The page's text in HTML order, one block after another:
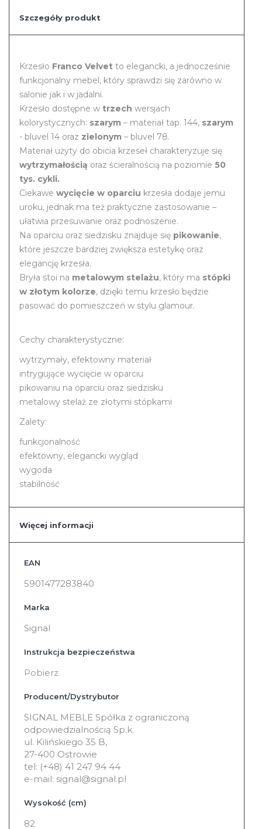
Szczegóły produkt
Krzesło Franco Velvet to elegancki, a jednocześnie
funkcjonalny mebel, który sprawdzi się zarówno w
salonie jak i w jadalni.
Krzesło dostępne w trzech wersjach
kolorystycznych: szarym – materiał tap. 144, szarym
- bluvel 14 oraz zielonym – bluvel 78.
Materiał użyty do obicia krzeseł charakteryzuje się
wytrzymałością oraz ścieralnością na poziomie 50
tys. cykli.
Ciekawe wycięcie w oparciu krzesła dodaje jemu
uroku, jednak ma też praktyczne zastosowanie –
ułatwia przesuwanie oraz podnoszenie.
Na oparciu oraz siedzisku znajduje się pikowanie,
które jeszcze bardziej zwiększa estetykę oraz
elegancję krzesła.
Bryła stoi na metalowym stelażu, który ma stópki
w złotym kolorze, dzięki temu krzesło będzie
pasować do pomieszczeń w stylu glamour.
Cechy charakterystyczne:
wytrzymały, efektowny materiał
intrygujące wycięcie w oparciu
pikowaniu na oparciu oraz siedzisku
metalowy stelaż ze złotymi stópkami
Zalety:
funkcjonalność
efektowny, elegancki wygląd
wygoda
stabilność
Więcej informacji
Więcej
EAN
5901477283840
Marka
Signal
Instrukcja bezpieczeństwa
Pobierz
Producent/Dystrybutor
SIGNAL MEBLE Spółka z ograniczoną
odpowiedzialnością Sp.k.
ul. Kilińskiego 35 B,
27-400 Ostrowie
tel: (+48) 41 247 94 44
e-mail: signal@signal.pl
Wysokość (cm)
82